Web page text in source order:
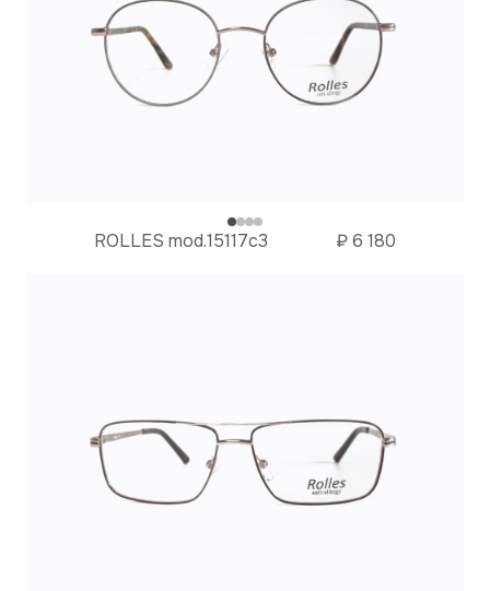
ROLLES mod.15117c3 ₽6 180